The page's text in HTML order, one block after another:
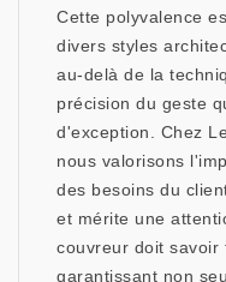
Cette polyvalence
divers styles
au-delà de la
précision du geste
d'exception. Chez
nous valorisons
des besoins du
et mérite une
couvreur doit savoir
garantissant non